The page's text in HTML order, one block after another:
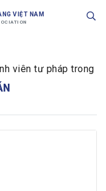
VIỆT NAM
viên tư pháp trong